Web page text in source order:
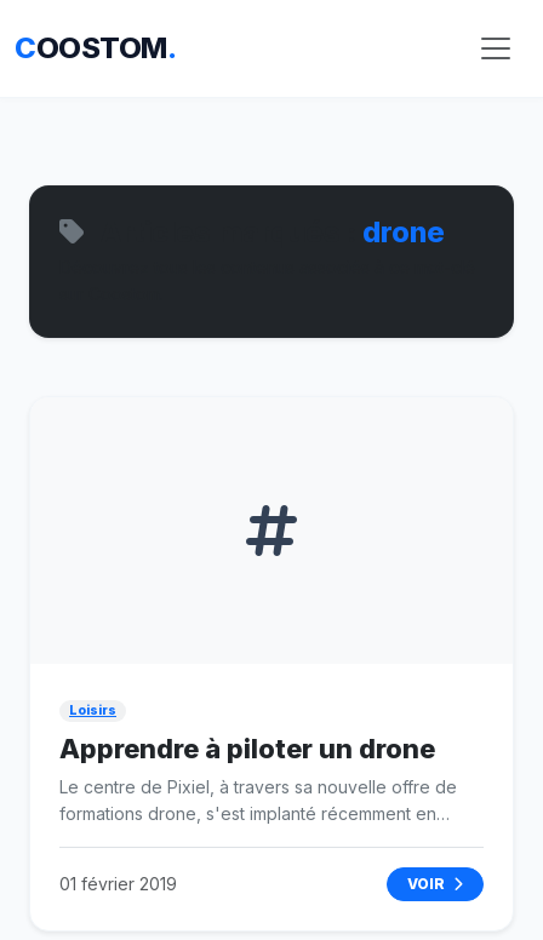
COOSTOM.
drone
Loisirs
Apprendre à piloter un drone
Le centre de Pixiel, à travers sa nouvelle offre de
formations drone, s'est implanté récemment en
professionnel.
01 février 2019 VOIR